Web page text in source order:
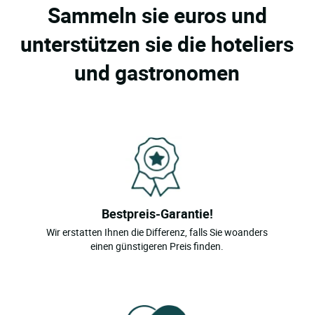
Sammeln sie euros und
unterstützen sie die hoteliers
und gastronomen
Bestpreis-Garantie!
Wir erstatten Ihnen die Differenz, falls Sie woanders
einen günstigeren Preis finden.